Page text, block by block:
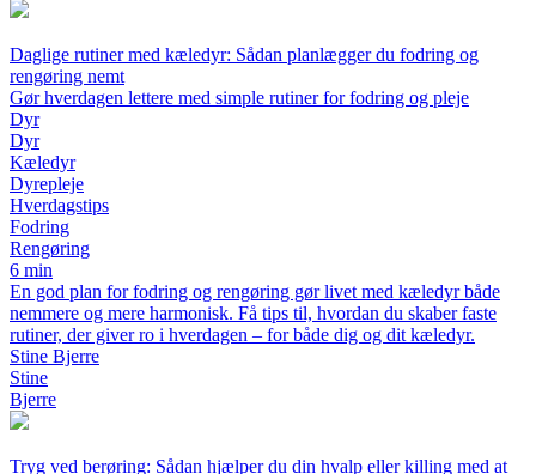
Daglige rutiner med kæledyr: Sådan planlægger du fodring og
rengøring nemt
Gør hverdagen lettere med simple rutiner for fodring og pleje
Dyr
Dyr
Kæledyr
Dyrepleje
Hverdagstips
Fodring
Rengøring
6 min
En god plan for fodring og rengøring gør livet med kæledyr både
nemmere og mere harmonisk. Få tips til, hvordan du skaber faste
rutiner, der giver ro i hverdagen – for både dig og dit kæledyr.
Stine Bjerre
Stine
Bjerre
Tryg ved berøring: Sådan hjælper du din hvalp eller killing med at